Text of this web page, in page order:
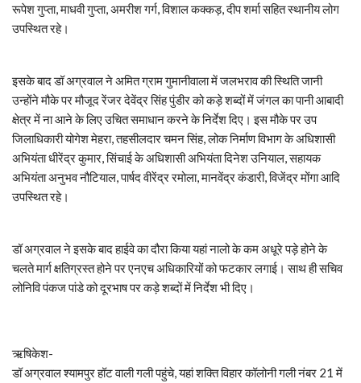
रूपेश गुप्ता, माधवी गुप्ता, अमरीश गर्ग, विशाल कक्कड़, दीप शर्मा सहित स्थानीय लोग
उपस्थित रहे।
इसके बाद डॉ अग्रवाल ने अमित ग्राम गुमानीवाला में जलभराव की स्थिति जानी
उन्होंने मौके पर मौजूद रेंजर देवेंद्र सिंह पुंडीर को कड़े शब्दों में जंगल का पानी आबादी
क्षेत्र में ना आने के लिए उचित समाधान करने के निर्देश दिए। इस मौके पर उप
जिलाधिकारी योगेश मेहरा, तहसीलदार चमन सिंह, लोक निर्माण विभाग के अधिशासी
अभियंता धीरेंद्र कुमार, सिंचाई के अधिशासी अभियंता दिनेश उनियाल, सहायक
अभियंता अनुभव नौटियाल, पार्षद वीरेंद्र रमोला, मानवेंद्र कंडारी, विजेंद्र मोंगा आदि
उपस्थित रहे।
डॉ अग्रवाल ने इसके बाद हाईवे का दौरा किया यहां नालो के कम अधूरे पड़े होने के
चलते मार्ग क्षतिग्रस्त होने पर एनएच अधिकारियों को फटकार लगाई। साथ ही सचिव
लोनिवि पंकज पांडे को दूरभाष पर कड़े शब्दों में निर्देश भी दिए।
ऋषिकेश-
डॉ अग्रवाल श्यामपुर हॉट वाली गली पहुंचे, यहां शक्ति विहार कॉलोनी गली नंबर 21 में